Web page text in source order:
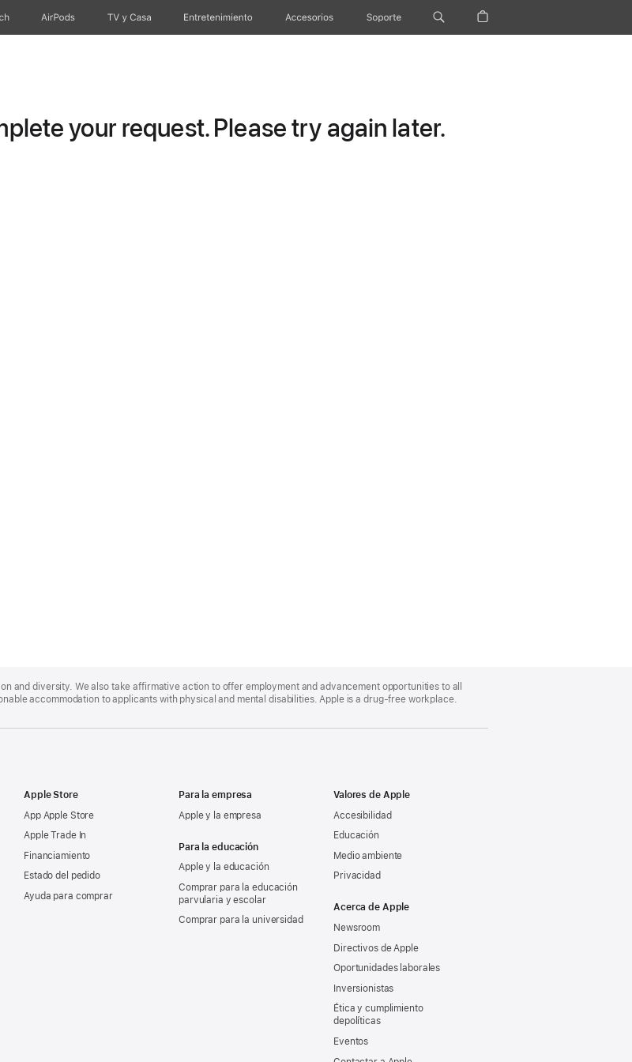
AirPods TV & Casa Entretenimiento Accesorios Soporte
your request. Please try again later.
and diversity. We also take affirmative action to offer employment and advancement opportunities to all
accommodation to applicants with physical and mental disabilities. Apple is a drug-free workplace.
Apple Store
App Apple Store
Apple Trade In
Financiamiento
Estado del pedido
Ayuda para comprar
Para la empresa
Apple y la empresa
Para la educación
Apple y la educación
Comprar para la educación
parvularia y escolar
Comprar para la universidad
Valores de Apple
Accesibilidad
Educación
Medio ambiente
Privacidad
Acerca de Apple
Newsroom
Directivos de Apple
Oportunidades laborales
Inversionistas
Ética y cumplimiento
depolíticas
Eventos